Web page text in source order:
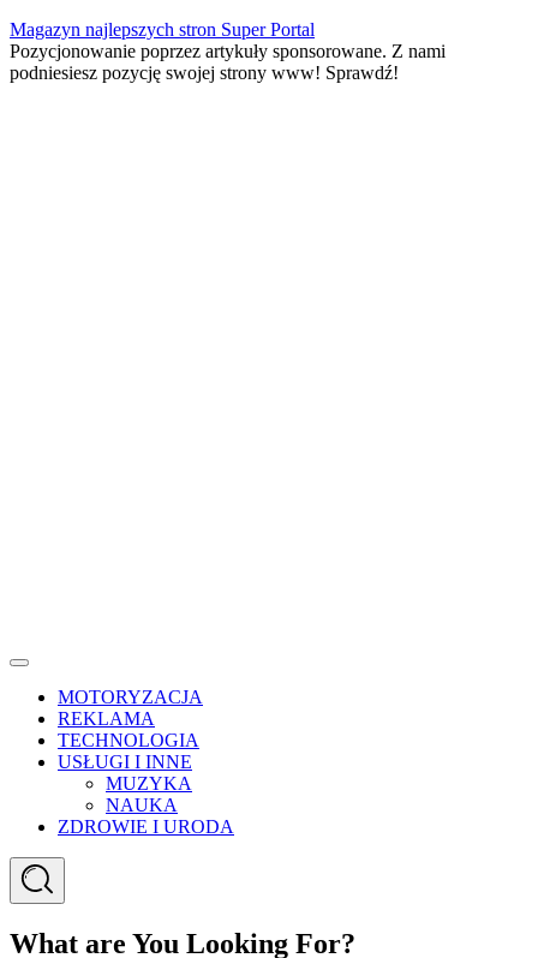
Skip
to
content
Magazyn najlepszych stron Super Portal
Pozycjonowanie poprzez artykuły sponsorowane. Z nami
podniesiesz pozycję swojej strony www! Sprawdź!
Menu
MOTORYZACJA
REKLAMA
TECHNOLOGIA
USŁUGI I INNE
MUZYKA
NAUKA
ZDROWIE I URODA
Search
What are You Looking For?